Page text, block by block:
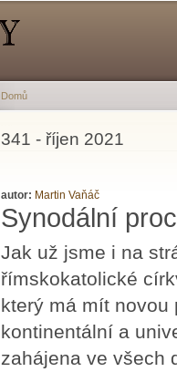
Jste zde
Domů
341 - říjen 2021
autor: Martin Vaňáč
Synodální
Jak už jsme i na
římskokatolické
který má mít
kontinentální a
zahájena ve všech